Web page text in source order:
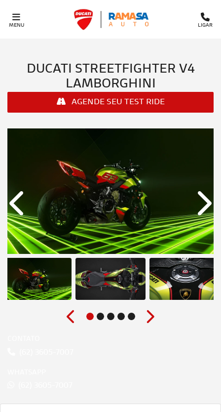
MENU LIGAR
DUCATI STREETFIGHTER V4
LAMBORGHINI
AGENDE SEU TEST RIDE
Anterior
Anterior Próximo